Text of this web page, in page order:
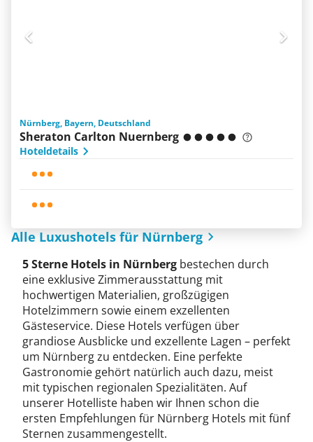
Nürnberg, Bayern, Deutschland
Sheraton Carlton Nuernberg
Hoteldetails
Alle Luxushotels für Nürnberg
5 Sterne Hotels in Nürnberg bestechen durch
eine exklusive Zimmerausstattung mit
hochwertigen Materialien, großzügigen
Hotelzimmern sowie einem exzellenten
Gästeservice. Diese Hotels verfügen über
grandiose Ausblicke und exzellente Lagen – perfekt
um Nürnberg zu entdecken. Eine perfekte
Gastronomie gehört natürlich auch dazu, meist
mit typischen regionalen Spezialitäten. Auf
unserer Hotelliste haben wir Ihnen schon die
ersten Empfehlungen für Nürnberg Hotels mit fünf
Sternen zusammengestellt.